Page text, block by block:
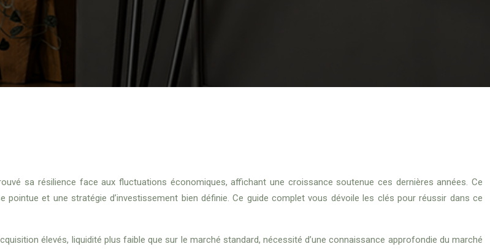
sa résilience face aux fluctuations économiques, affichant une croissance soutenue ces dernières années. Ce
et une stratégie d’investissement bien définie. Ce guide complet vous dévoile les clés pour réussir dans ce
élevés, liquidité plus faible que sur le marché standard, nécessité d’une connaissance approfondie du marché